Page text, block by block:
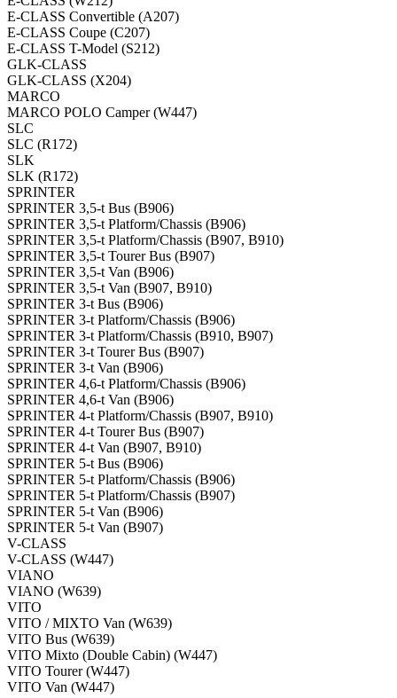
E-CLASS Convertible (A207)
E-CLASS Coupe (C207)
E-CLASS T-Model (S212)
GLK-CLASS
GLK-CLASS (X204)
MARCO
MARCO POLO Camper (W447)
SLC
SLC (R172)
SLK
SLK (R172)
SPRINTER
SPRINTER 3,5-t Bus (B906)
SPRINTER 3,5-t Platform/Chassis (B906)
SPRINTER 3,5-t Platform/Chassis (B907, B910)
SPRINTER 3,5-t Tourer Bus (B907)
SPRINTER 3,5-t Van (B906)
SPRINTER 3,5-t Van (B907, B910)
SPRINTER 3-t Bus (B906)
SPRINTER 3-t Platform/Chassis (B906)
SPRINTER 3-t Platform/Chassis (B910, B907)
SPRINTER 3-t Tourer Bus (B907)
SPRINTER 3-t Van (B906)
SPRINTER 4,6-t Platform/Chassis (B906)
SPRINTER 4,6-t Van (B906)
SPRINTER 4-t Platform/Chassis (B907, B910)
SPRINTER 4-t Tourer Bus (B907)
SPRINTER 4-t Van (B907, B910)
SPRINTER 5-t Bus (B906)
SPRINTER 5-t Platform/Chassis (B906)
SPRINTER 5-t Platform/Chassis (B907)
SPRINTER 5-t Van (B906)
SPRINTER 5-t Van (B907)
V-CLASS
V-CLASS (W447)
VIANO
VIANO (W639)
VITO
VITO / MIXTO Van (W639)
VITO Bus (W639)
VITO Mixto (Double Cabin) (W447)
VITO Tourer (W447)
VITO Van (W447)